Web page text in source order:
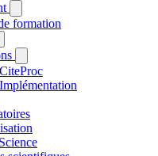
formation
CiteProc
Implémentation